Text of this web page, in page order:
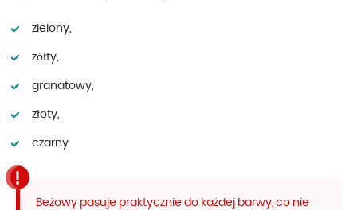
zielony,
żółty,
granatowy,
złoty,
czarny.
Beżowy pasuje praktycznie do każdej barwy, co nie